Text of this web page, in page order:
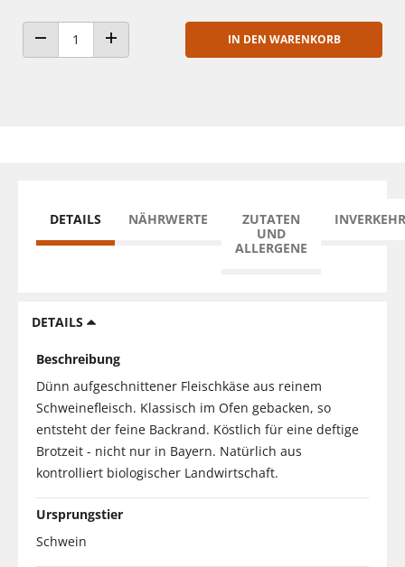
ANZAHL VERRINGERNANZAHL ERHÖHEN
IN DEN WARENKORB
DETAILS NÄHRWERTE
ZUTATEN
UND
ALLERGENE
DETAILS
Beschreibung
Dünn aufgeschnittener Fleischkäse aus reinem
Schweinefleisch. Klassisch im Ofen gebacken, so
entsteht der feine Backrand. Köstlich für eine deftige
Brotzeit - nicht nur in Bayern. Natürlich aus
kontrolliert biologischer Landwirtschaft.
Ursprungstier
Schwein